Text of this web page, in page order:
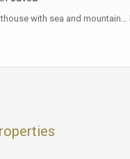
with sea and mountain…